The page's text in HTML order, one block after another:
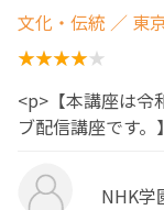
文化・伝統 ／ 東
<p>【本講座は令
ブ配信講座です
NHK学